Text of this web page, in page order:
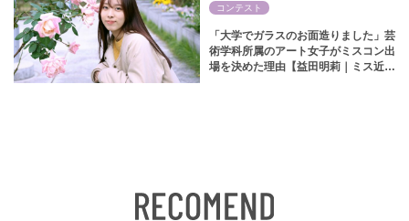
「大学でガラスのお面造りました」芸
術学科所属のアート女子がミスコン出
場を決めた理由【益田明莉｜ミス近大
コンテスト